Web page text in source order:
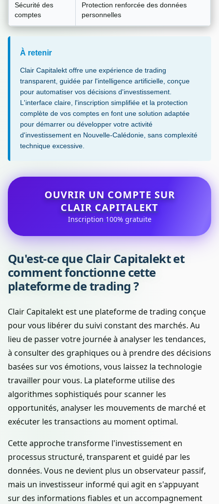
Sécurité des
comptes
Protection renforcée des données
personnelles
À retenir
Clair Capitalekt offre une expérience de trading
transparent, guidée par l'intelligence artificielle, conçue
pour automatiser vos décisions d'investissement.
L'interface claire, l'inscription simplifiée et la protection
complète de vos comptes en font une solution adaptée
pour démarrer ou développer votre activité
d'investissement en Nouvelle-Calédonie, sans complexité
technique excessive.
OUVRIR UN COMPTE SUR
CLAIR CAPITALEKT
Inscription 100% gratuite
Qu'est-ce que Clair Capitalekt et
comment fonctionne cette
plateforme de trading ?
Clair Capitalekt est une plateforme de trading conçue
pour vous libérer du suivi constant des marchés. Au
lieu de passer votre journée à analyser les tendances,
à consulter des graphiques ou à prendre des décisions
basées sur vos émotions, vous laissez la technologie
travailler pour vous. La plateforme utilise des
algorithmes sophistiqués pour scanner les
opportunités, analyser les mouvements de marché et
exécuter les transactions au moment optimal.
Cette approche transforme l'investissement en
processus structuré, transparent et guidé par les
données. Vous ne devient plus un observateur passif,
mais un investisseur informé qui agit en s'appuyant
sur des informations fiables et un accompagnement